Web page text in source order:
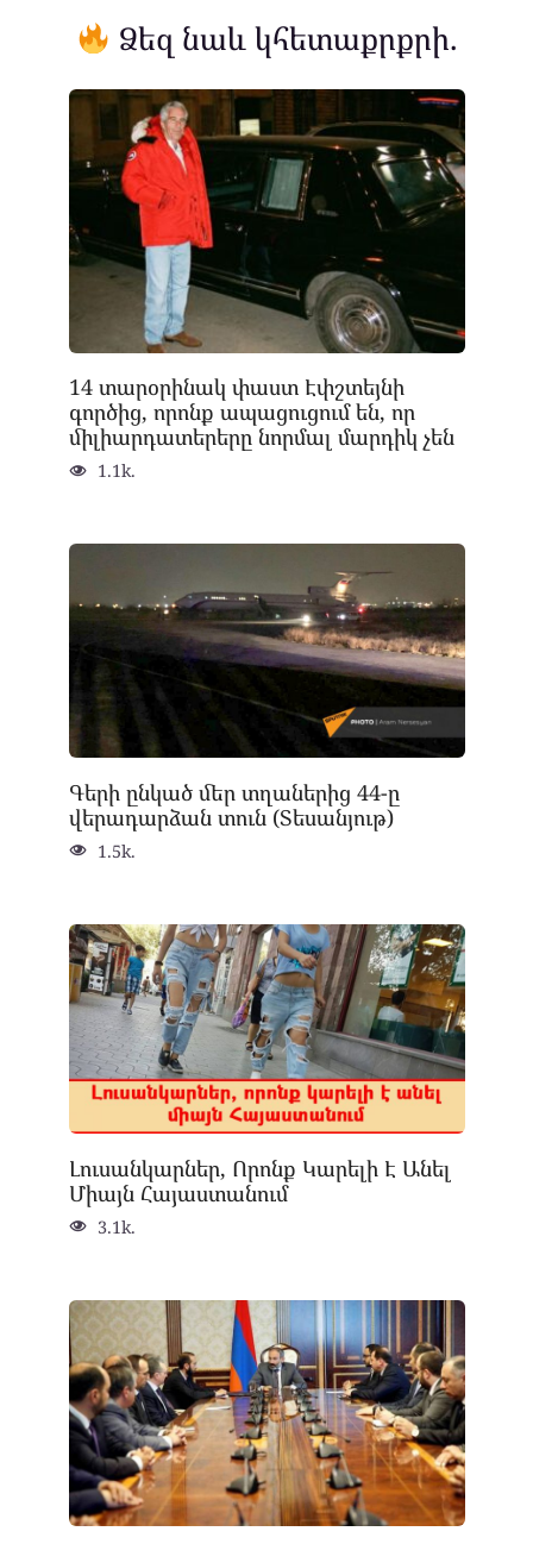
Ձեզ նաև կհետաքրքրի.
14 տարօրինակ փաստ Էփշտեյնի
գործից, որոնք ապացուցում են, որ
միլիարդատերերը նորմալ մարդիկ չեն
1.1k.
Գերի ընկած մեր տղաներից 44-ը
վերադարձան տուն (Տեսանյութ)
1.5k.
Լուսանկարներ, Որոնք Կարելի Է Անել
Միայն Հայաստանում
3.1k.